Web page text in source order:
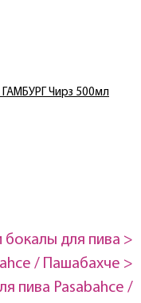
Чирз 500мл
для пива >
/ Пашабахче >
пива Pasabahce /